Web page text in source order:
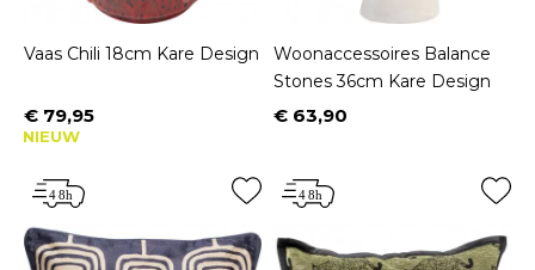
Vaas Chili 18cm Kare Design
Prijs
€ 79,95
NIEUW
Woonaccessoires Balance
Stones 36cm Kare Design
Prijs
€ 63,90